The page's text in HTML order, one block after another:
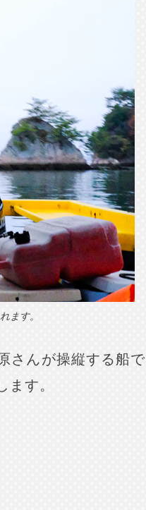
ます。
さんが操縦する船で
す。